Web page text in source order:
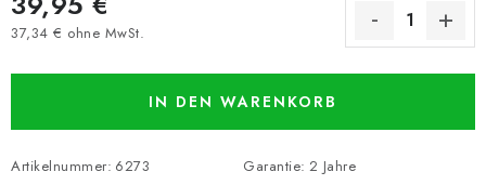
37,34 € ohne MwSt.
IN DEN WARENKORB
Artikelnummer: 6273 Garantie: 2 Jahre